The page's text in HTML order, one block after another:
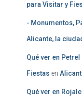
para Visitar y
- Monumentos,
Alicante, la
Qué ver en
Fiestas en
Qué ver en